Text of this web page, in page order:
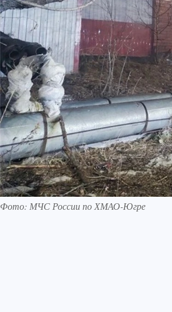
Фото: МЧС России по ХМАО-Югре